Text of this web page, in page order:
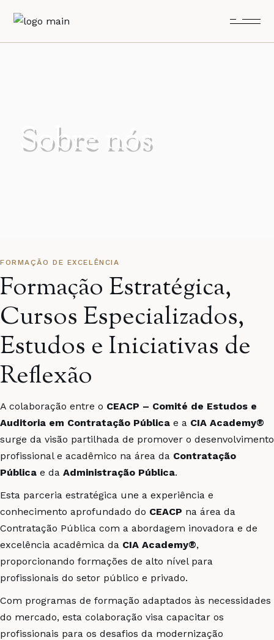
Sobre nós
FORMAÇÃO DE EXCELÊNCIA
Formação Estratégica,
Cursos Especializados,
Estudos e Iniciativas de
Reflexão
A colaboração entre o CEACP – Comité de Estudos e
Auditoria em Contratação Pública e a CIA Academy®
surge da visão partilhada de promover o desenvolvimento
profissional e acadêmico na área da Contratação
Pública e da Administração Pública.
Esta parceria estratégica une a experiência e
conhecimento aprofundado do CEACP na área da
Contratação Pública com a abordagem inovadora e de
excelência acadêmica da CIA Academy®,
proporcionando formações de alto nível para
profissionais do setor público e privado.
Com programas de formação adaptados às necessidades
do mercado, esta colaboração visa capacitar os
profissionais para os desafios da modernização